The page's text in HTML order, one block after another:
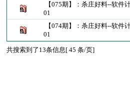
【075期】：杀庄好料--软件
01
【074期】：杀庄好料--软件
01
共搜索到了13条信息[ 45 条/页]